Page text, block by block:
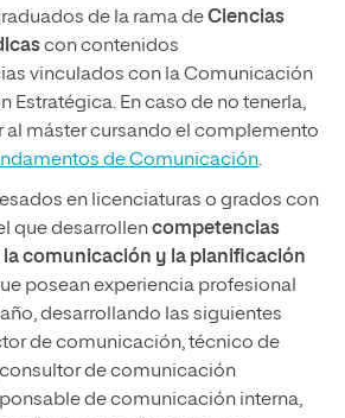
de la rama deCiencias
con contenidos
vinculados con la Comunicación
Estratégica. En caso de no tenerla,
al máster cursando el complemento
de Comunicación.
en licenciaturas o grados con
que desarrollencompetencias
comunicación y la planificación
posean experiencia profesional
desarrollando las siguientes
de comunicación, técnico de
de comunicación
de comunicación interna,